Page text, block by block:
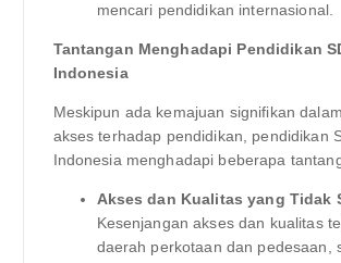
mencari pendidikan internasional.
Tantangan Menghadapi Pendidikan
Indonesia
Meskipun ada kemajuan signifikan
akses terhadap pendidikan, pendidikan
Indonesia menghadapi beberapa
Akses dan Kualitas yang Tidak
Kesenjangan akses dan kualitas
daerah perkotaan dan pedesaan,